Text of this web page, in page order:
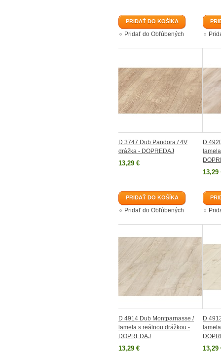
PRIDAŤ DO KOŠÍKA
Pridať do Obľúbených
D 3747 Dub Pandora / 4V
drážka - DOPREDAJ
13,29 €
PRIDAŤ DO KOŠÍKA
Pridať do Obľúbených
D
13,29
D 4914 Dub Montparnasse /
lamela s reálnou drážkou -
DOPREDAJ
13,29 €
D
13,29